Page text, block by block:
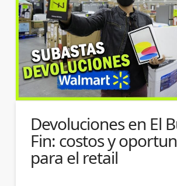
Devoluciones en El
Fin: costos y
para el retail